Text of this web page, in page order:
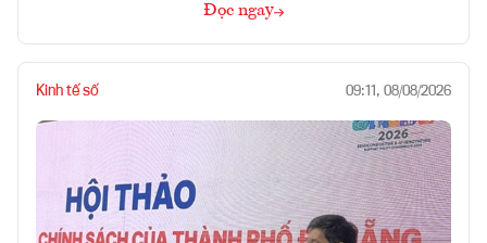
Đọc ngay
Kinh tế số 09:11, 08/08/2026